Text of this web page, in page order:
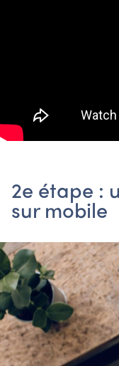
2e étape :
sur mobile